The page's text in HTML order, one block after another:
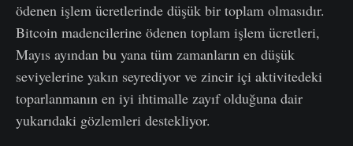
ödenen işlem ücretlerinde düşük bir toplam olmasıdır.
Bitcoin madencilerine ödenen toplam işlem ücretleri,
Mayıs ayından bu yana tüm zamanların en düşük
seviyelerine yakın seyrediyor ve zincir içi aktivitedeki
toparlanmanın en iyi ihtimalle zayıf olduğuna dair
yukarıdaki gözlemleri destekliyor.